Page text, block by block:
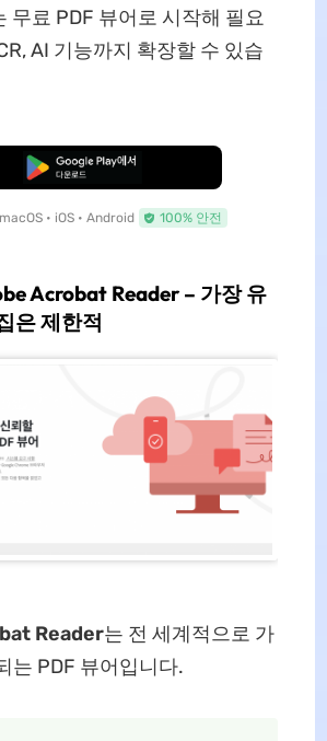
무료 PDF 뷰어로 시작해 필요
AI 기능까지 확장할 수 있습
무료로 다운로드
• iOS • Android 100% 안전
Acrobat Reader – 가장 유
은 제한적
Reader는 전 세계적으로 가
는 PDF 뷰어입니다.